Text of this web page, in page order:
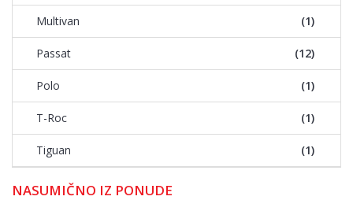
Multivan (1)
Passat (12)
Polo (1)
T-Roc (1)
Tiguan (1)
NASUMIČNO IZ PONUDE